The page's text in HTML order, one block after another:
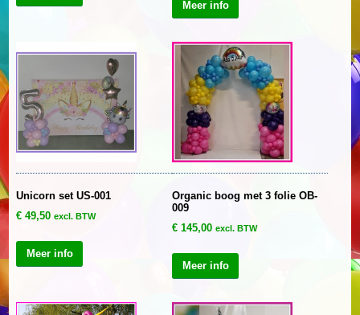
Meer info
Unicorn set US-001
€49,50 excl. BTW
Meer info
Organic boog met 3 folie OB-
009
€145,00 excl. BTW
Meer info